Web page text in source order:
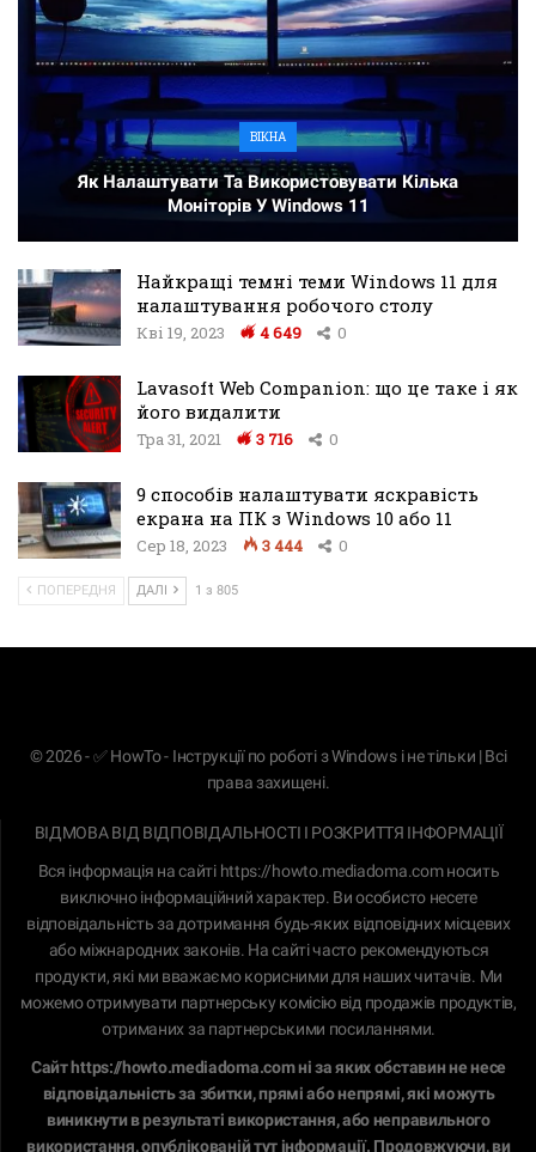
ВІКНА
Як Налаштувати Та Використовувати Кілька
Моніторів У Windows 11
Найкращі темні теми Windows 11 для
налаштування робочого столу
Кві 19, 2023 4 649 0
Lavasoft Web Companion: що це таке і як
його видалити
Тра 31, 2021 3 716 0
9 способів налаштувати яскравість
екрана на ПК з Windows 10 або 11
Сер 18, 2023 3 444 0
ПОПЕРЕДНЯ ДАЛІ 1 з 805
© 2026 - ✅ HowTo - Інструкції по роботі з Windows і не тільки | Всі
права захищені.
ВІДМОВА ВІД ВІДПОВІДАЛЬНОСТІ І РОЗКРИТТЯ ІНФОРМАЦІЇ
Вся інформація на сайті https://howto.mediadoma.comносить
виключно інформаційний характер. Ви особисто несете
відповідальність за дотримання будь-яких відповідних місцевих
або міжнародних законів. На сайті часто рекомендуються
продукти, які ми вважаємо корисними для наших читачів. Ми
можемо отримувати партнерську комісію від продажів продуктів,
отриманих за партнерськими посиланнями.
Сайтhttps://howto.mediadoma.comні за яких обставин не несе
відповідальність за збитки, прямі або непрямі, які можуть
виникнути в результаті використання, або неправильного
використання, опублікованій тут інформації. Продовжуючи, ви